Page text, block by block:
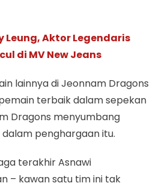
Leung, Aktor Legendaris
di MV New Jeans
lainnya di Jeonnam Dragons
terbaik dalam sepekan
Dragons menyumbang
penghargaan itu.
terakhir Asnawi
– kawan satu tim ini tak